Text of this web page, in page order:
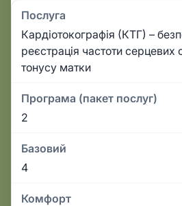
Послуга
Кардіотокографія (КТГ) –
реєстрація частоти серцевих
тонусу матки
Програма (пакет послуг)
2
Базовий
4
Комфорт